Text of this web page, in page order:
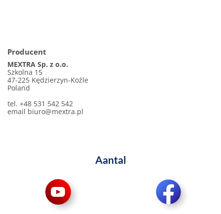
Producent
MEXTRA Sp. z o.o.
Szkolna 15
47-225 Kędzierzyn-Koźle
Poland
tel. +48 531 542 542
email biuro@mextra.pl
Aantal